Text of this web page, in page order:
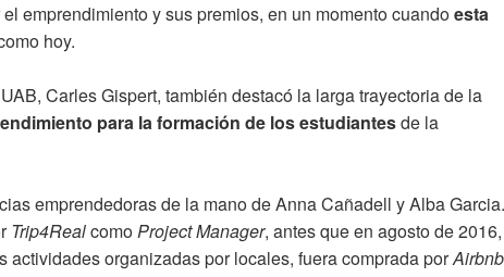
emprendimiento y sus premios, en un momento cuandoesta
hoy.
Carles Gispert, también destacó la larga trayectoria de la
para la formación de los estudiantesde la
emprendedoras de la mano de Anna Cañadell y Alba Garcia.
Trip4RealcomoProject Manager, antes que en agosto de 2016,
actividades organizadas por locales, fuera comprada porAirbnb